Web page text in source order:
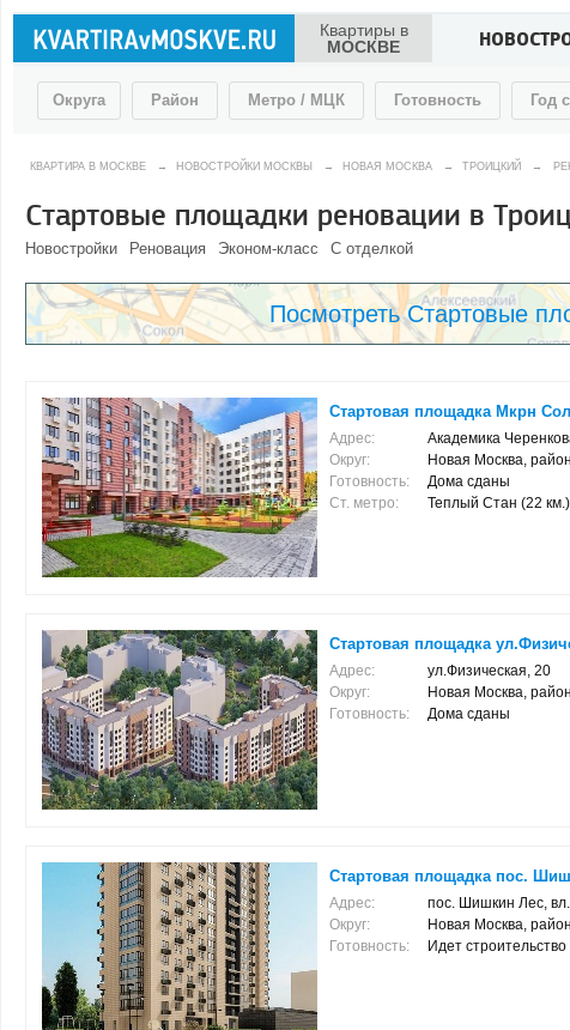
Квартиры в
МОСКВЕ
Округа Район Метро / МЦК Готовность Год
КВАРТИРА В МОСКВЕ → НОВОСТРОЙКИ МОСКВЫ → НОВАЯ МОСКВА → ТРОИЦКИЙ →
Стартовые площадки реновации в
Новостройки Реновация Эконом-класс С отделкой
Посмотреть Стартовые
Стартовая площадка Мкрн
Адрес:
Академика
Округ:
Новая Москва,
Готовность:
Дома сданы
Ст. метро:
Теплый Стан (22 км.)
Стартовая площадка
Адрес:
ул.Физическая, 20
Округ:
Новая Москва,
Готовность:
Дома сданы
Стартовая площадка пос.
Адрес:
пос. Шишкин Лес,
Округ:
Новая Москва,
Готовность:
Идет строительство